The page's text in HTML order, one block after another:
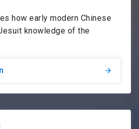
how early modern Chinese
knowledge of the
arrow_forward